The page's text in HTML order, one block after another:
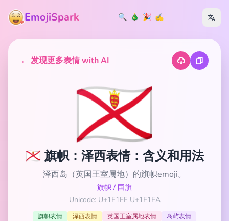
EmojiSpark 🔍 🎄 🎉 ✍️
← 发现更多表情 with AI
🇯🇪
🇯🇪 旗帜：泽西表情：含义和用法
泽西岛（英国王室属地）的旗帜emoji。
旗帜 / 国旗
Unicode: U+1F1EF U+1F1EA
旗帜表情 泽西表情 英国王室属地表情
岛屿表情